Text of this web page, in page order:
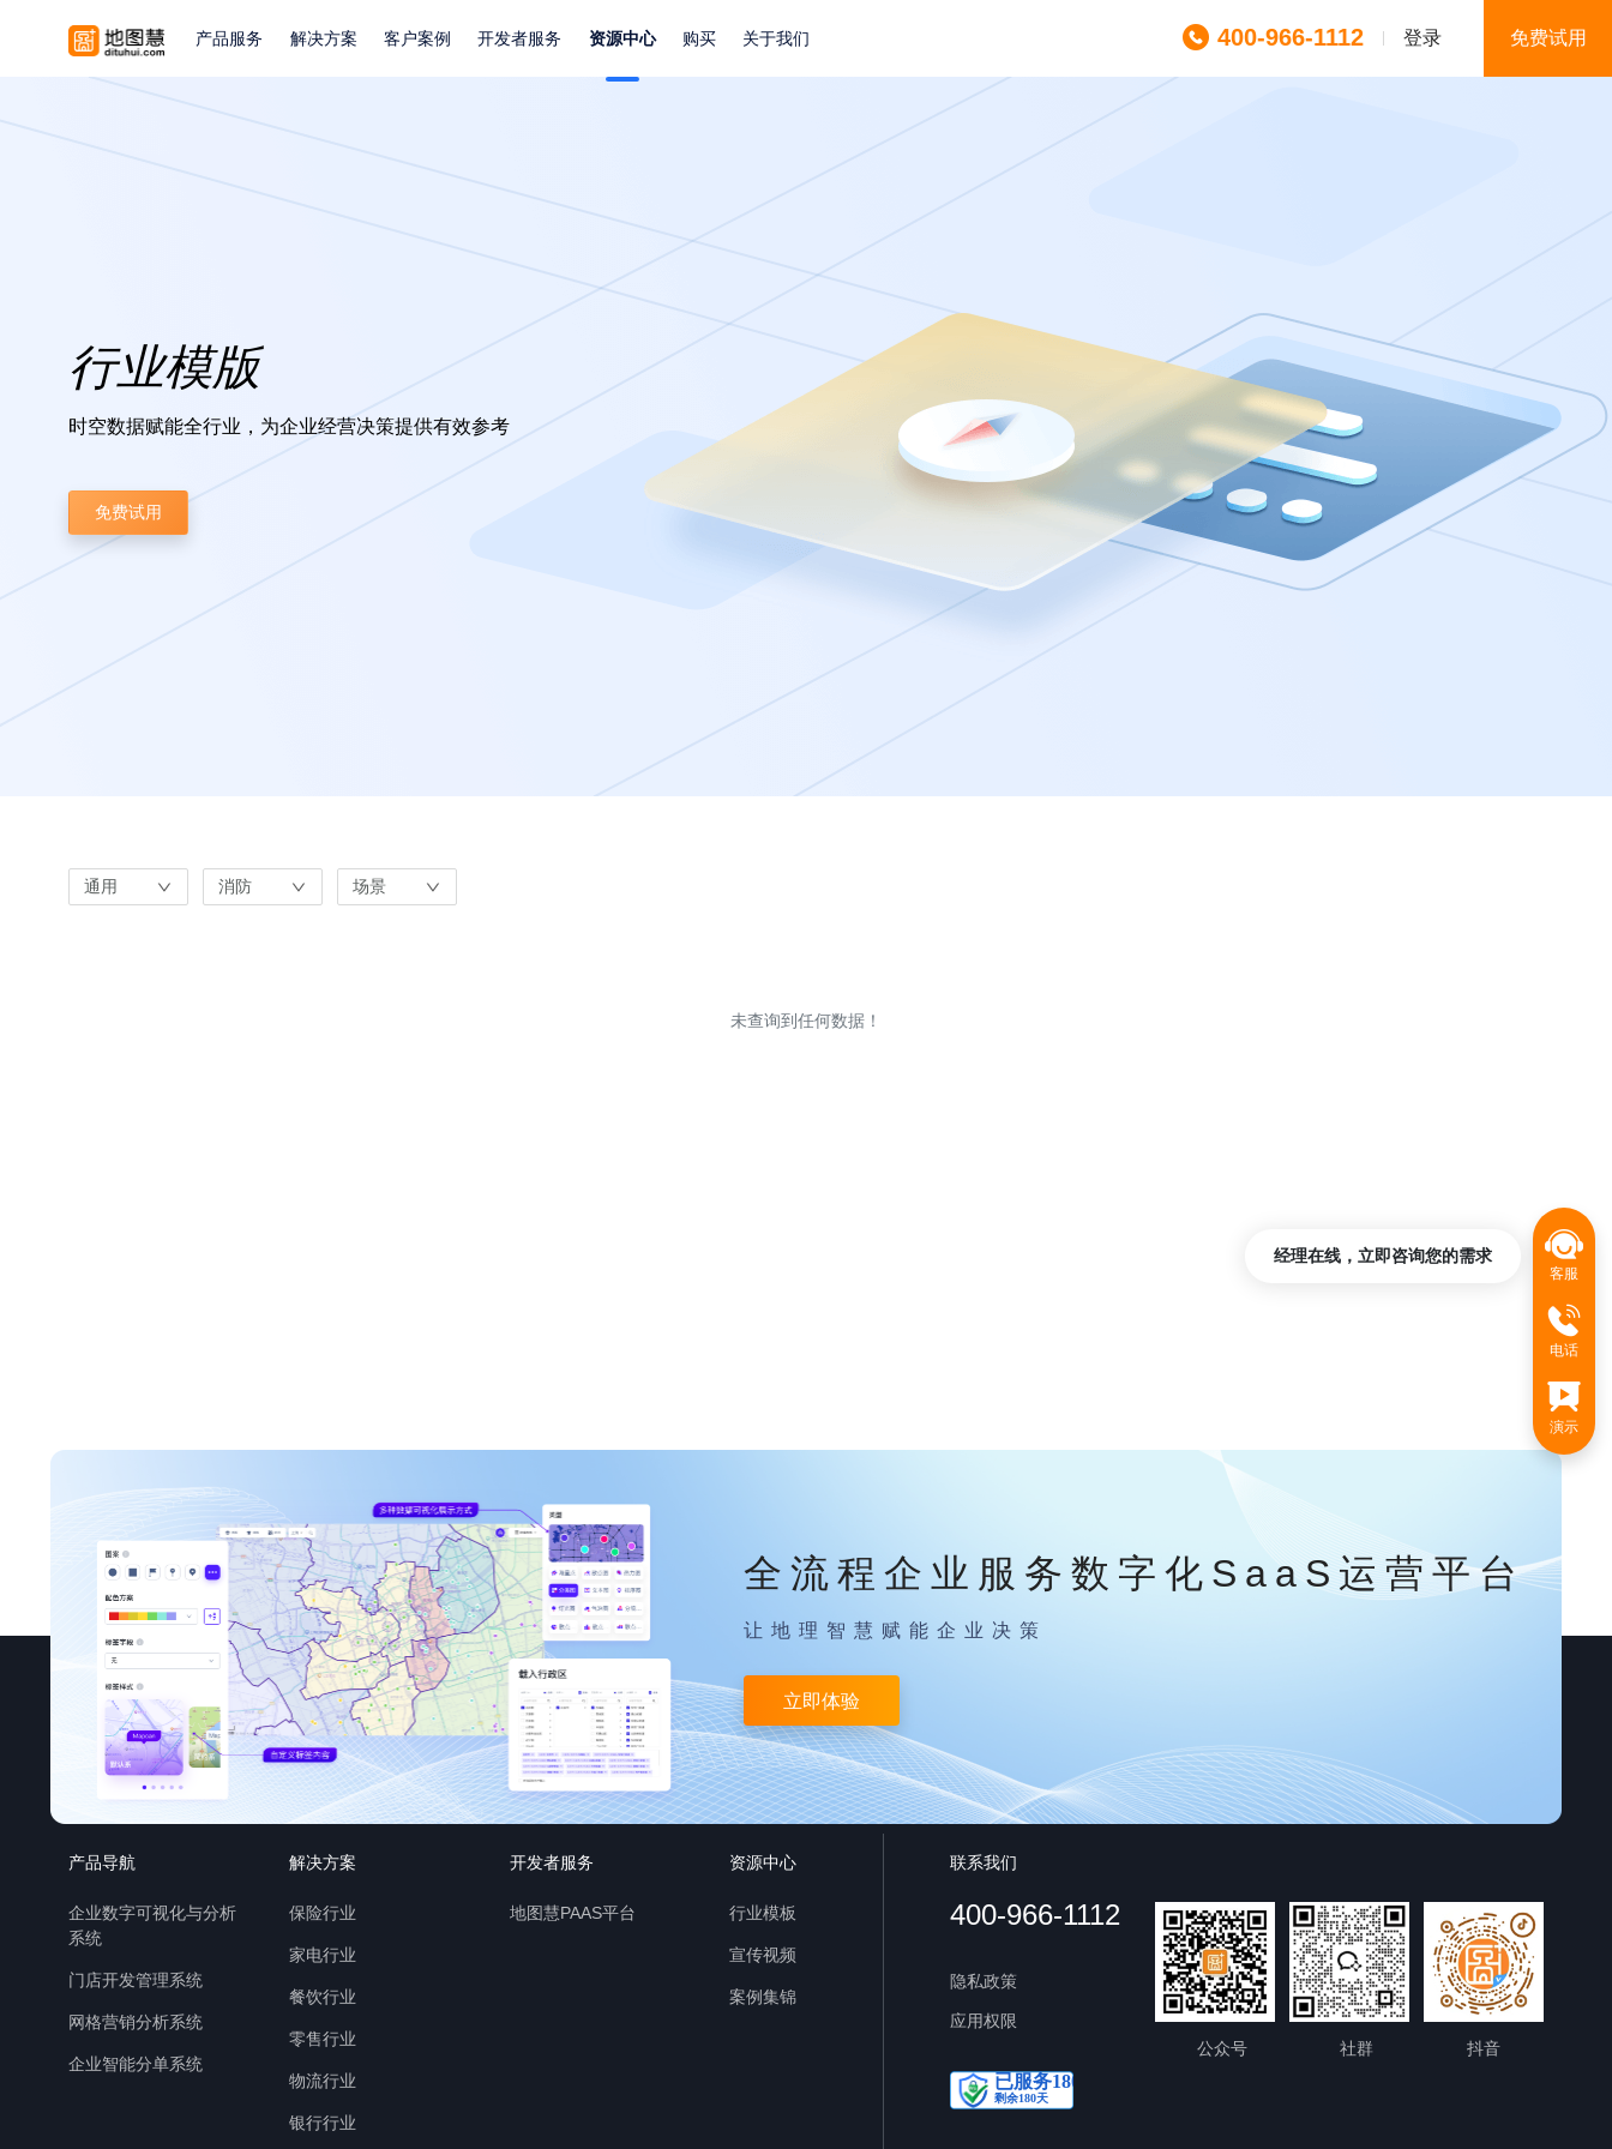
产品服务 解决方案 客户案例 开发者服务 资源中心 购买 关于我们 400-966-1112 登录 免费试用
行业模版
时空数据赋能全行业，为企业经营决策提供有效参考
免费试用
通用 消防 场景
未查询到任何数据！
全流程企业服务数字化SaaS运营平台
让地理智慧赋能企业决策
立即体验
产品导航
企业数字可视化与分析
系统
门店开发管理系统
网格营销分析系统
企业智能分单系统
解决方案
保险行业
家电行业
餐饮行业
零售行业
物流行业
银行行业
开发者服务
地图慧PAAS平台
资源中心
行业模板
宣传视频
案例集锦
联系我们
400-966-1112
隐私政策
应用权限
公众号
社群 抖音
客服
电话
演示
经理在线，立即咨询您的需求